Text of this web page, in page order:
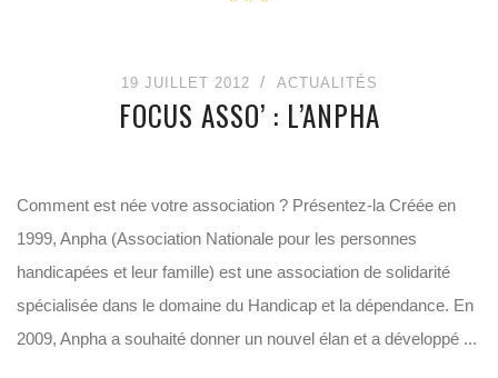
19 JUILLET 2012 ACTUALITÉS
FOCUS ASSO’ : L’ANPHA
Comment est née votre association ? Présentez-la Créée en
1999, Anpha (Association Nationale pour les personnes
handicapées et leur famille) est une association de solidarité
spécialisée dans le domaine du Handicap et la dépendance. En
2009, Anpha a souhaité donner un nouvel élan et a développé ...